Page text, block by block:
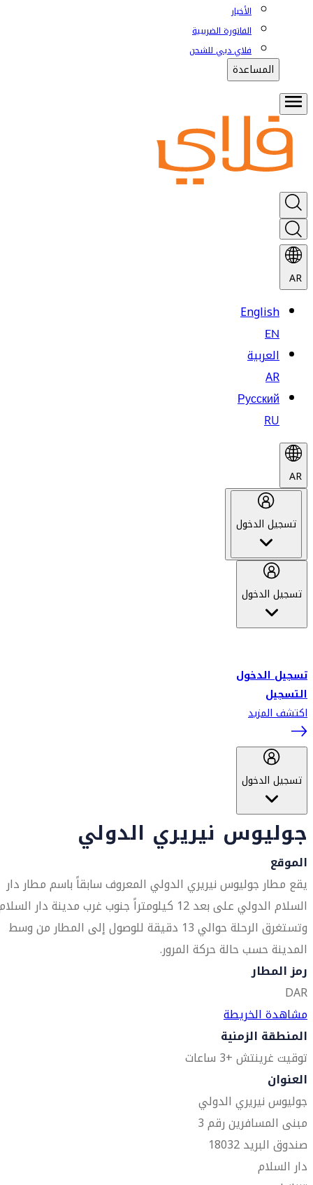
الأخبار
الفاتورة الضريبية
فلاي دبي للشحن
المساعدة
AR
English
EN
العربية
AR
Русский
RU
AR
تسجيل الدخول
تسجيل الدخول
تسجيل الدخول
التسجيل
اكتشف المزيد
تسجيل الدخول
جوليوس نيريري الدولي
الموقع
يقع مطار جوليوس نيريري الدولي المعروف سابقاً باسم مطار دار
السلام الدولي على بعد 12 كيلومتراً جنوب غرب مدينة دار
وتستغرق الرحلة حوالي 13 دقيقة للوصول إلى المطار من وسط
المدينة حسب حالة حركة المرور.
رمز المطار
DAR
مشاهدة الخريطة
المنطقة الزمنية
توقيت غرينتش +3 ساعات
العنوان
جوليوس نيريري الدولي
مبنى المسافرين رقم 3
صندوق البريد 18032
دار السلام